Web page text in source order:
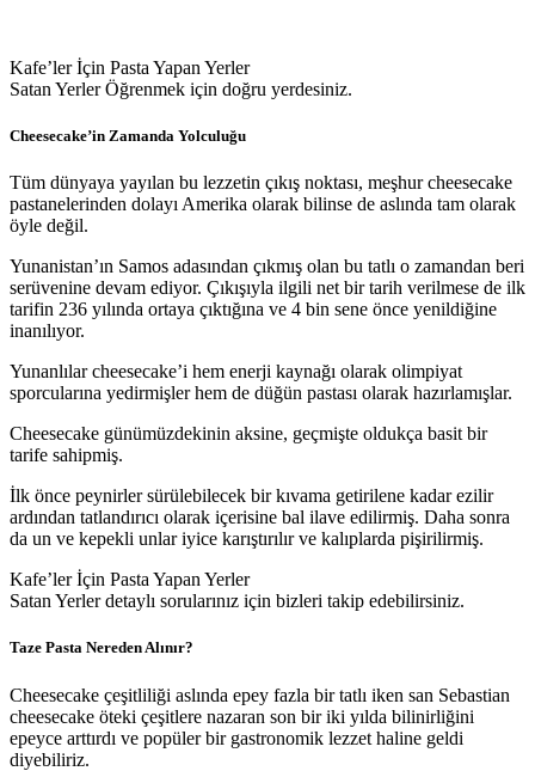
Kafe’ler İçin Pasta Yapan Yerler
Satan Yerler Öğrenmek için doğru yerdesiniz.
Cheesecake’in Zamanda Yolculuğu
Tüm dünyaya yayılan bu lezzetin çıkış noktası, meşhur cheesecake
pastanelerinden dolayı Amerika olarak bilinse de aslında tam olarak
öyle değil.
Yunanistan’ın Samos adasından çıkmış olan bu tatlı o zamandan beri
serüvenine devam ediyor. Çıkışıyla ilgili net bir tarih verilmese de ilk
tarifin 236 yılında ortaya çıktığına ve 4 bin sene önce yenildiğine
inanılıyor.
Yunanlılar cheesecake’i hem enerji kaynağı olarak olimpiyat
sporcularına yedirmişler hem de düğün pastası olarak hazırlamışlar.
Cheesecake günümüzdekinin aksine, geçmişte oldukça basit bir
tarife sahipmiş.
İlk önce peynirler sürülebilecek bir kıvama getirilene kadar ezilir
ardından tatlandırıcı olarak içerisine bal ilave edilirmiş. Daha sonra
da un ve kepekli unlar iyice karıştırılır ve kalıplarda pişirilirmiş.
Kafe’ler İçin Pasta Yapan Yerler
Satan Yerler detaylı sorularınız için bizleri takip edebilirsiniz.
Taze Pasta Nereden Alınır?
Cheesecake çeşitliliği aslında epey fazla bir tatlı iken san Sebastian
cheesecake öteki çeşitlere nazaran son bir iki yılda bilinirliğini
epeyce arttırdı ve popüler bir gastronomik lezzet haline geldi
diyebiliriz.